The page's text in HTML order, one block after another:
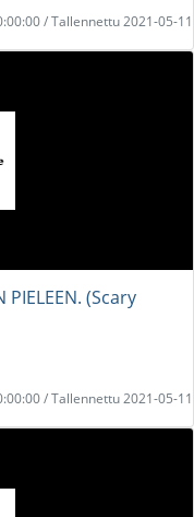
/ Tallennettu 2021-05-11
PIELEEN. (Scary
/ Tallennettu 2021-05-11